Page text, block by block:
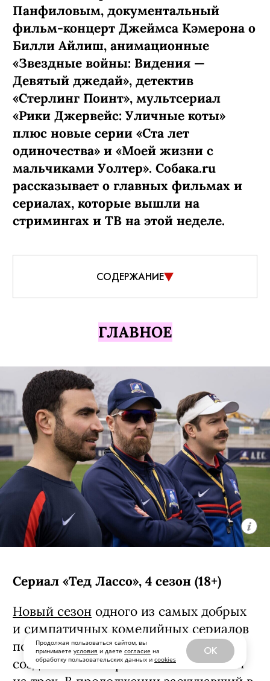
Продолжая пользоваться сайтом, вы
принимаете условия и даете согласие на
обработку пользовательских данных и cookies
OK
КИНО И СЕРИАЛЫ ПОДПИСАТЬСЯ
Что смотреть дома на этой
неделе: новый сезон «Теда
Лассо», хоррор «Последний
дом» и «Осколки» Райана
Мерфи
А также — комедия «Коп-звезда» с
Панфиловым, документальный
фильм-концерт Джеймса Кэмерона о
Билли Айлиш, анимационные
«Звездные войны: Видения —
Девятый джедай», детектив
«Стерлинг Поинт», мультсериал
«Рики Джервейс: Уличные коты»
плюс новые серии «Ста лет
одиночества» и «Моей жизни с
мальчиками Уолтер». Собака.ru
рассказывает о главных фильмах и
стримингах и ТВ на этой неделе.
СОДЕРЖАНИЕ